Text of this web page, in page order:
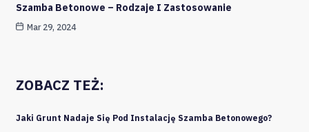
Szamba Betonowe – Rodzaje I Zastosowanie
Mar 29, 2024
ZOBACZ TEŻ:
Jaki Grunt Nadaje Się Pod Instalację Szamba Betonowego?